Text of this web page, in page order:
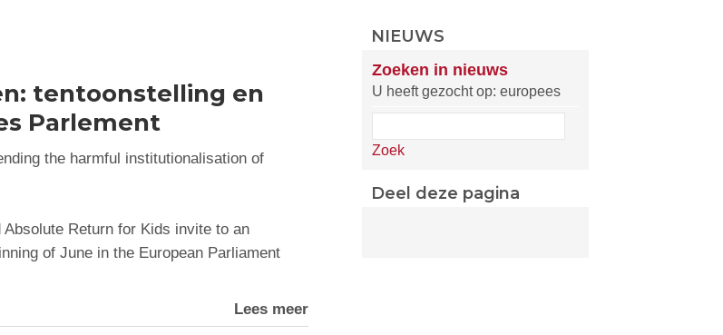
tentoonstelling en
Parlement
the harmful institutionalisation of
Return for Kids invite to an
of June in the European Parliament
Lees meer
NIEUWS
Zoeken in nieuws
U heeft gezocht op: europees
Zoek
Deel deze pagina